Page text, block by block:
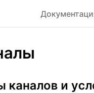
каналов и